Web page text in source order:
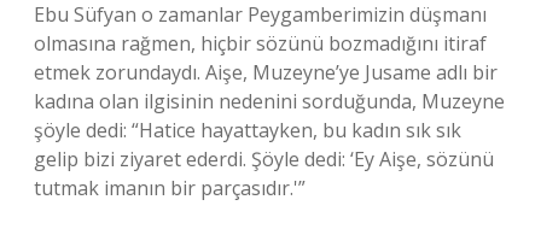
Ebu Süfyan o zamanlar Peygamberimizin düşmanı
olmasına rağmen, hiçbir sözünü bozmadığını itiraf
etmek zorundaydı. Aişe, Muzeyne’ye Jusame adlı bir
kadına olan ilgisinin nedenini sorduğunda, Muzeyne
şöyle dedi: “Hatice hayattayken, bu kadın sık sık
gelip bizi ziyaret ederdi. Şöyle dedi: ‘Ey Aişe, sözünü
tutmak imanın bir parçasıdır.'”